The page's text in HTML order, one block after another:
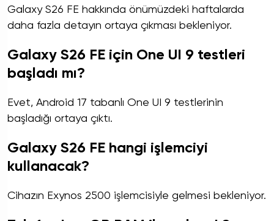
Galaxy S26 FE hakkında önümüzdeki haftalarda
daha fazla detayın ortaya çıkması bekleniyor.
Galaxy S26 FE için One UI 9 testleri
başladı mı?
Evet, Android 17 tabanlı One UI 9 testlerinin
başladığı ortaya çıktı.
Galaxy S26 FE hangi işlemciyi
kullanacak?
Cihazın Exynos 2500 işlemcisiyle gelmesi bekleniyor.